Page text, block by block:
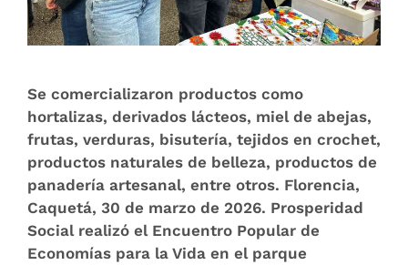
Se comercializaron productos como
hortalizas, derivados lácteos, miel de abejas,
frutas, verduras, bisutería, tejidos en crochet,
productos naturales de belleza, productos de
panadería artesanal, entre otros. Florencia,
Caquetá, 30 de marzo de 2026. Prosperidad
Social realizó el Encuentro Popular de
Economías para la Vida en el parque